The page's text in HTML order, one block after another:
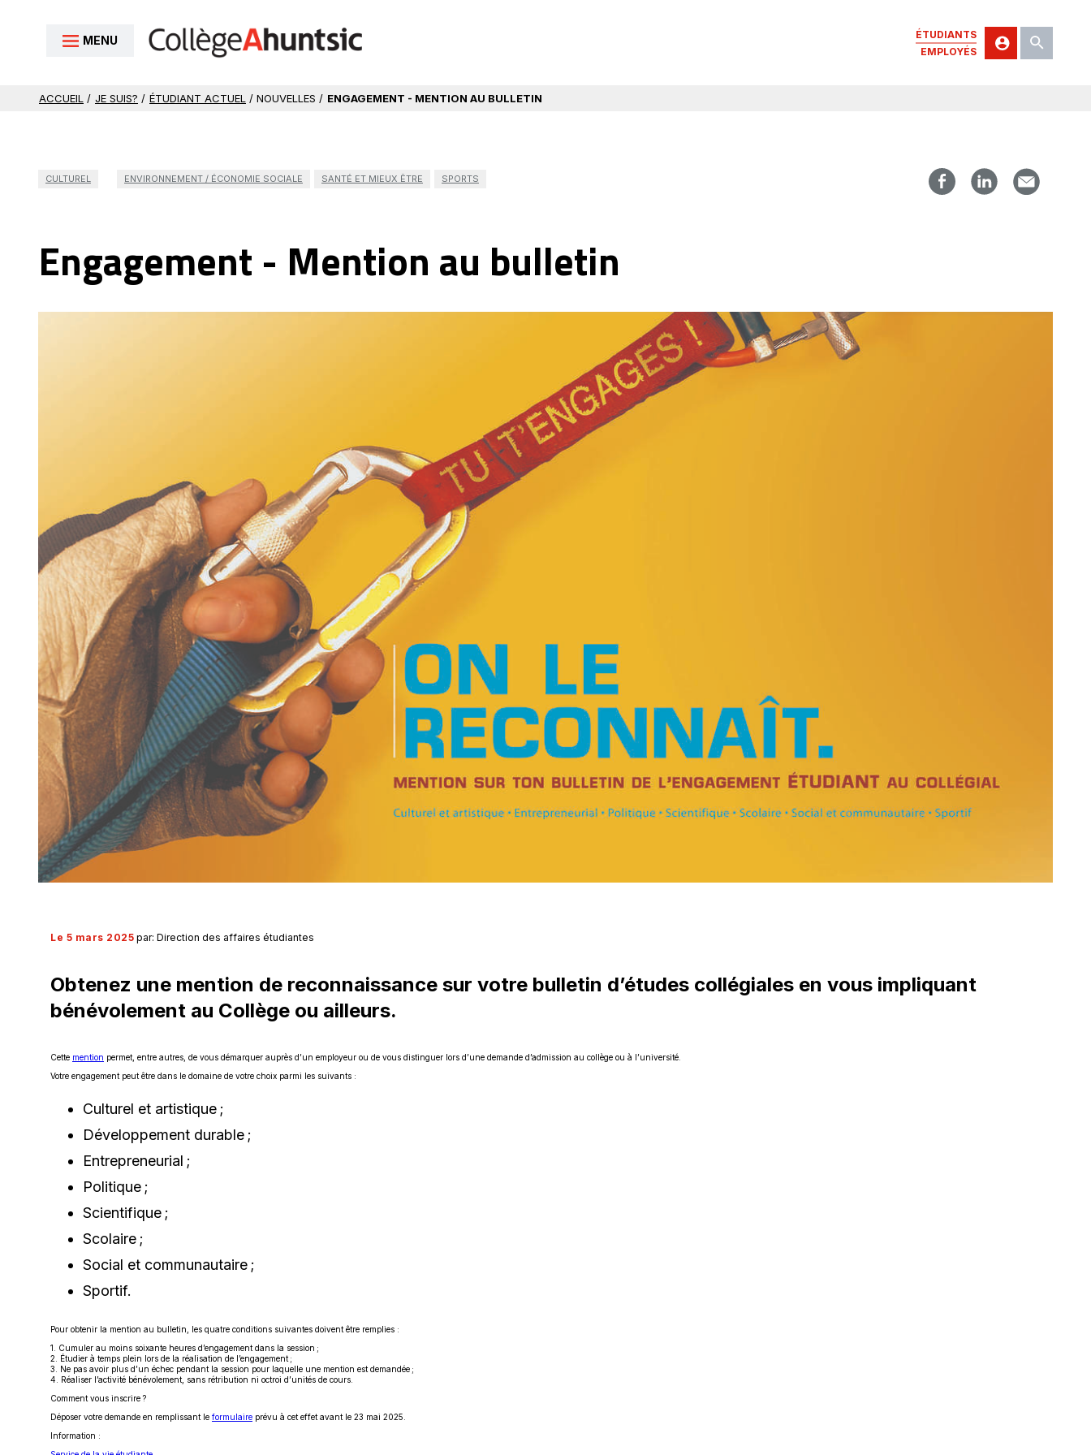
MENU
ÉTUDIANTS
EMPLOYÉS
ACCUEIL / JE SUIS? / ÉTUDIANT ACTUEL / NOUVELLES / ENGAGEMENT - MENTION AU BULLETIN
CULTUREL ENVIRONNEMENT / ÉCONOMIE SOCIALE SANTÉ ET MIEUX ÊTRE SPORTS
Engagement - Mention au bulletin
Le 5 mars 2025 par: Direction des affaires étudiantes
Obtenez une mention de reconnaissance sur votre bulletin d’études collégiales en vous impliquant
bénévolement au Collège ou ailleurs.
Cette mention Ce
s'ouvrira
nouvelle
permet, entre autres, de vous démarquer auprès d’un employeur ou de vous distinguer lors d’une demande d’admission au collège ou à l’université.
Votre engagement peut être dans le domaine de votre choix parmi les suivants :
Culturel et artistique ;
Développement durable ;
Entrepreneurial ;
Politique ;
Scientifique ;
Scolaire ;
Social et communautaire ;
Sportif.
Pour obtenir la mention au bulletin, les quatre conditions suivantes doivent être remplies :
1. Cumuler au moins soixante heures d’engagement dans la session ;
2. Étudier à temps plein lors de la réalisation de l’engagement ;
3. Ne pas avoir plus d’un échec pendant la session pour laquelle une mention est demandée ;
4. Réaliser l’activité bénévolement, sans rétribution ni octroi d’unités de cours.
Comment vous inscrire ?
Déposer votre demande en remplissant le formulaireCeprévu à cet effet avant le 23 mai 2025.
Information :